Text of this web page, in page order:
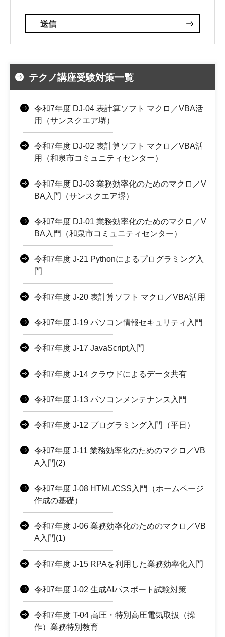
テクノ講座受験対策一覧
令和7年度 DJ-04 表計算ソフト マクロ／VBA活
用（サンスクエア堺）
令和7年度 DJ-02 表計算ソフト マクロ／VBA活
用（和泉市コミュニティセンター）
令和7年度 DJ-03 業務効率化のためのマクロ／V
BA入門（サンスクエア堺）
令和7年度 DJ-01 業務効率化のためのマクロ／V
BA入門（和泉市コミュニティセンター）
令和7年度 J-21 Pythonによるプログラミング入
門
令和7年度 J-20 表計算ソフト マクロ／VBA活用
令和7年度 J-19 パソコン情報セキュリティ入門
令和7年度 J-17 JavaScript入門
令和7年度 J-14 クラウドによるデータ共有
令和7年度 J-13 パソコンメンテナンス入門
令和7年度 J-12 プログラミング入門（平日）
令和7年度 J-11 業務効率化のためのマクロ／VB
A入門(2)
令和7年度 J-08 HTML/CSS入門（ホームページ
作成の基礎）
令和7年度 J-06 業務効率化のためのマクロ／VB
A入門(1)
令和7年度 J-15 RPAを利用した業務効率化入門
令和7年度 J-02 生成AIパスポート試験対策
令和7年度 T-04 高圧・特別高圧電気取扱（操
作）業務特別教育